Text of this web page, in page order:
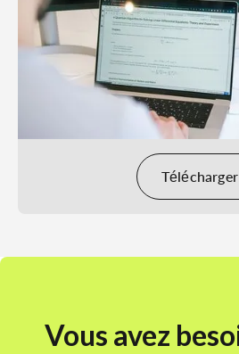
Télécharger
Vous avez